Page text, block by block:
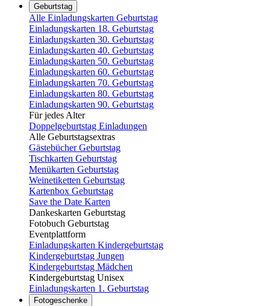
Geburtstag
Alle Einladungskarten Geburtstag
Einladungskarten 18. Geburtstag
Einladungskarten 30. Geburtstag
Einladungskarten 40. Geburtstag
Einladungskarten 50. Geburtstag
Einladungskarten 60. Geburtstag
Einladungskarten 70. Geburtstag
Einladungskarten 80. Geburtstag
Einladungskarten 90. Geburtstag
Für jedes Alter
Doppelgeburtstag Einladungen
Alle Geburtstagsextras
Gästebücher Geburtstag
Tischkarten Geburtstag
Menükarten Geburtstag
Weinetiketten Geburtstag
Kartenbox Geburtstag
Save the Date Karten
Dankeskarten Geburtstag
Fotobuch Geburtstag
Eventplattform
Einladungskarten Kindergeburtstag
Kindergeburtstag Jungen
Kindergeburtstag Mädchen
Kindergeburtstag Unisex
Einladungskarten 1. Geburtstag
Fotogeschenke